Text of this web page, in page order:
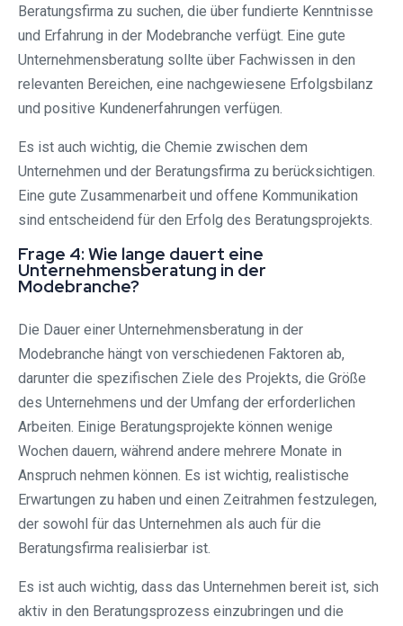
Beratungsfirma zu suchen, die über fundierte Kenntnisse
und Erfahrung in der Modebranche verfügt. Eine gute
Unternehmensberatung sollte über Fachwissen in den
relevanten Bereichen, eine nachgewiesene Erfolgsbilanz
und positive Kundenerfahrungen verfügen.
Es ist auch wichtig, die Chemie zwischen dem
Unternehmen und der Beratungsfirma zu berücksichtigen.
Eine gute Zusammenarbeit und offene Kommunikation
sind entscheidend für den Erfolg des Beratungsprojekts.
Frage 4: Wie lange dauert eine
Unternehmensberatung in der
Modebranche?
Die Dauer einer Unternehmensberatung in der
Modebranche hängt von verschiedenen Faktoren ab,
darunter die spezifischen Ziele des Projekts, die Größe
des Unternehmens und der Umfang der erforderlichen
Arbeiten. Einige Beratungsprojekte können wenige
Wochen dauern, während andere mehrere Monate in
Anspruch nehmen können. Es ist wichtig, realistische
Erwartungen zu haben und einen Zeitrahmen festzulegen,
der sowohl für das Unternehmen als auch für die
Beratungsfirma realisierbar ist.
Es ist auch wichtig, dass das Unternehmen bereit ist, sich
aktiv in den Beratungsprozess einzubringen und die